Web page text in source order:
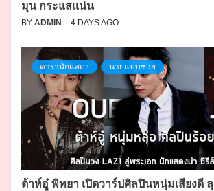
มุน กระแสแน่น
BY ADMIN 4 DAYS AGO
ดารานักแสดง นายแบบชาย
ต้าห์อู๋ พิทยา เปิดวาร์ปศิลปินหนุ่มเสียงดี